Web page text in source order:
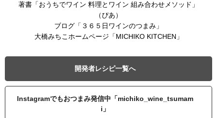
著書「おうちでワイン 料理とワイン 組み合わせメソッド」
（ぴあ）
ブログ「３６５日ワインのつまみ」
大橋みちこホームページ「MICHIKO KITCHEN」
開発者レシピ一覧へ
Instagramでもおつまみ発信中「michiko_wine_tsumam
i」